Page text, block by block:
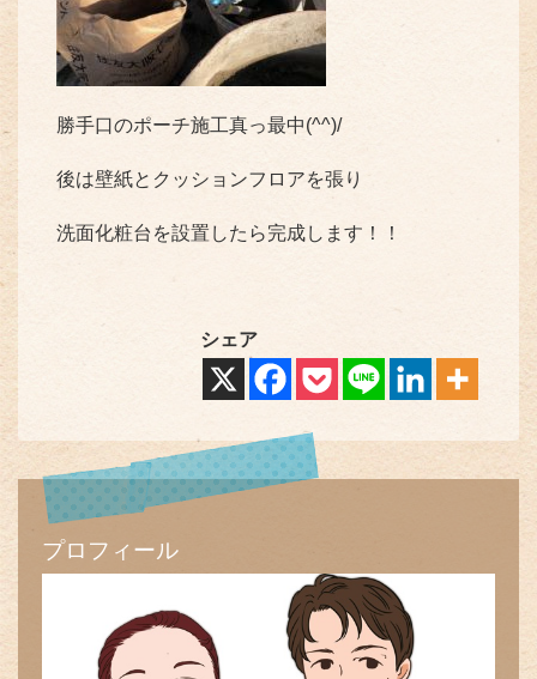
勝手口のポーチ施工真っ最中(^^)/
後は壁紙とクッションフロアを張り
洗面化粧台を設置したら完成します！！
シェア
プロフィール